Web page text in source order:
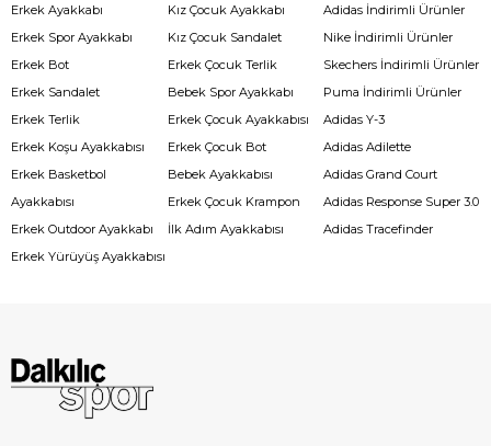
Erkek Ayakkabı
Erkek Spor Ayakkabı
Erkek Bot
Erkek Sandalet
Erkek Terlik
Erkek Koşu Ayakkabısı
Erkek Basketbol
Ayakkabısı
Erkek Outdoor Ayakkabı
Erkek Yürüyüş Ayakkabısı
Kız Çocuk Ayakkabı
Kız Çocuk Sandalet
Erkek Çocuk Terlik
Bebek Spor Ayakkabı
Erkek Çocuk Ayakkabısı
Erkek Çocuk Bot
Bebek Ayakkabısı
Erkek Çocuk Krampon
İlk Adım Ayakkabısı
Adidas İndirimli Ürünler
Nike İndirimli Ürünler
Skechers İndirimli Ürünler
Puma İndirimli Ürünler
Adidas Y-3
Adidas Adilette
Adidas Grand Court
Adidas Response Super 3.0
Adidas Tracefinder